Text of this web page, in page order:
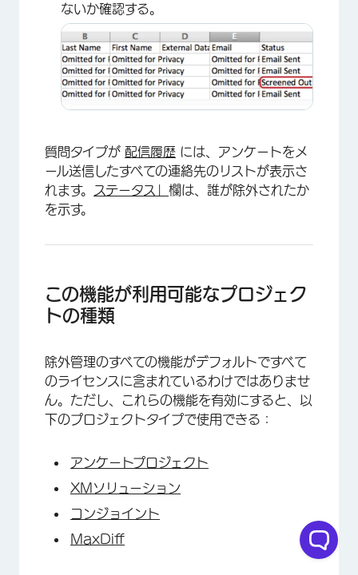
×
ないか確認する。
質問タイプが 配信履歴 には、アンケートをメ
ール送信したすべての連絡先のリストが表示さ
れます。
ステータス」 欄は、誰が除外されたか
を示す。
この機能が利用可能なプロジェク
トの種類
除外管理のすべての機能がデフォルトですべて
のライセンスに含まれているわけではありませ
ん。ただし、これらの機能を有効にすると、以
下のプロジェクトタイプで使用できる：
アンケートプロジェクト
XMソリューション
コンジョイント
MaxDiff